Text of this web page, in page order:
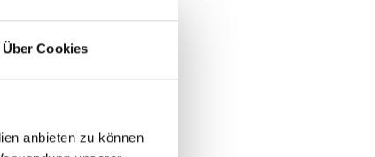
Über Cookies
anbieten zu können